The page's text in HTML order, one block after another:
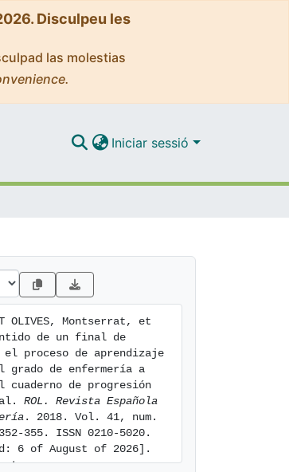
Disculpeu les
las molestias
Iniciar sessió
OLIVES, Montserrat, et
de un final de
proceso de aprendizaje
grado de enfermería a
de progresión
ROL. Revista Española
. 2018. Vol. 41, num.
355. ISSN 0210-5020.
6 of August of 2026].
at: